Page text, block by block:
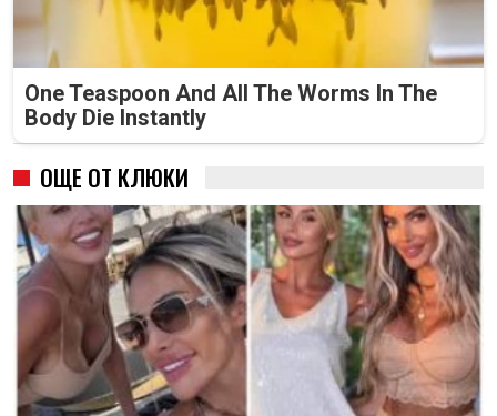
One Teaspoon And All The Worms In The
Body Die Instantly
ОЩЕ ОТ КЛЮКИ